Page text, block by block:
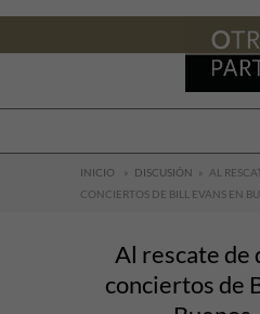
INICIO » DISCUSIÓN » AL
CONCIERTOS DE BILL EVANS EN
Al rescate de
conciertos de